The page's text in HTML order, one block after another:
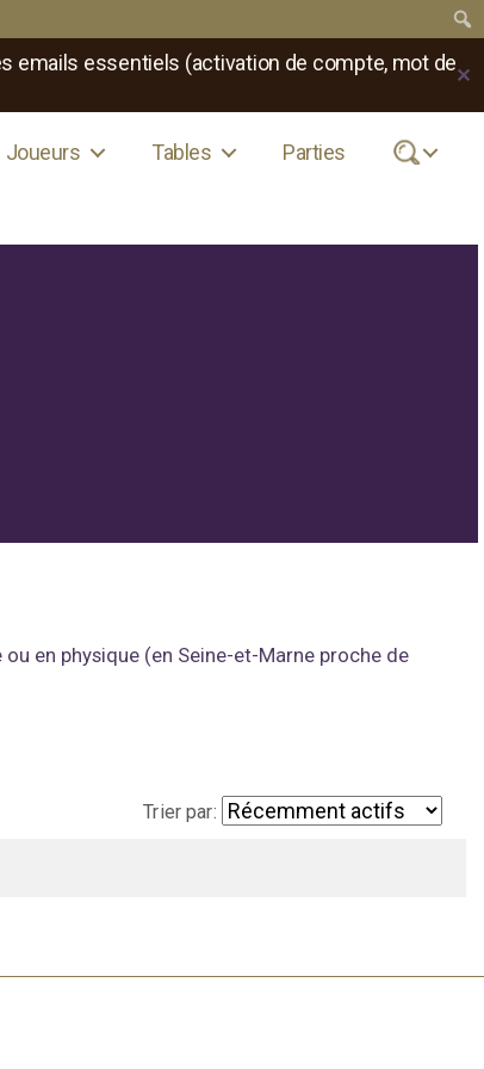
emails essentiels (activation de compte, mot de✕
Joueurs Tables Parties .
en physique (en Seine-et-Marne proche de
Trier par: